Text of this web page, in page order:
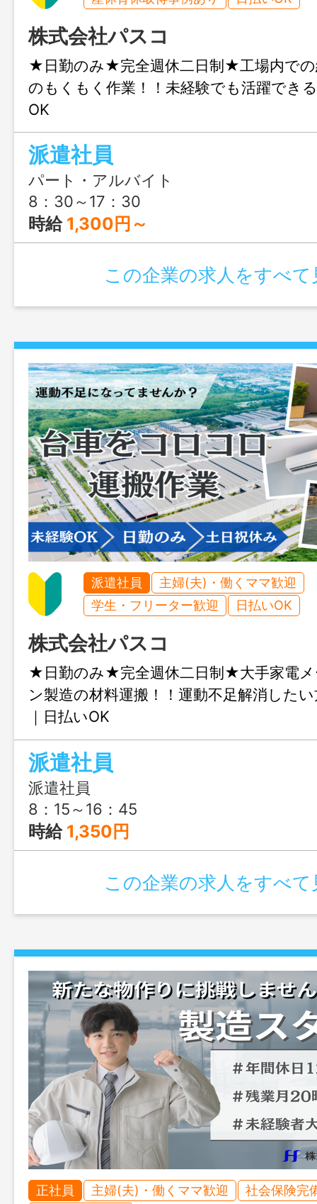
株式会社パスコ
★日勤のみ★完全週休二日制★工場内での
のもくもく作業！！未経験でも活躍でき
OK
派遣社員
パート・アルバイト
8：30～17：30
時給 1,300円～
この企業の求人をすべて
派遣社員
主婦(夫)・働くママ歓迎
学生・フリーター歓迎
日払いOK
株式会社パスコ
★日勤のみ★完全週休二日制★大手家電メ
ン製造の材料運搬！！運動不足解消した
｜日払いOK
派遣社員
派遣社員
8：15～16：45
時給 1,350円
この企業の求人をすべて
正社員 主婦(夫)・働くママ歓迎
社会保険完